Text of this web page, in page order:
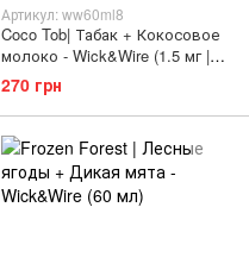
Артикул: ww60ml8
Coco Tob| Табак + Кокосовое
молоко - Wick&Wire (1.5 мг |
60 мл)
270 грн